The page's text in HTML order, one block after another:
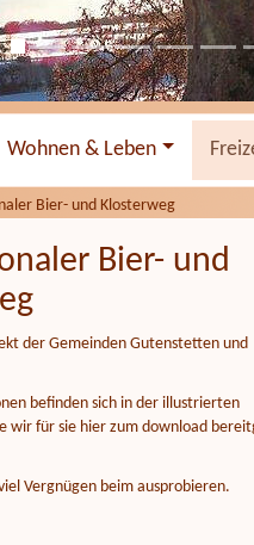
Wohnen & Leben
Bier- und Klosterweg
Bier- und
der Gemeinden Gutenstetten und
befinden sich in der illustrierten
wir für sie hier zum download
Vergnügen beim ausprobieren.